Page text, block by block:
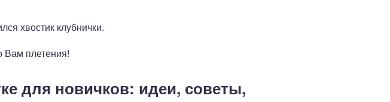
хвостик клубнички.
Вам плетения!
для новичков: идеи, советы,